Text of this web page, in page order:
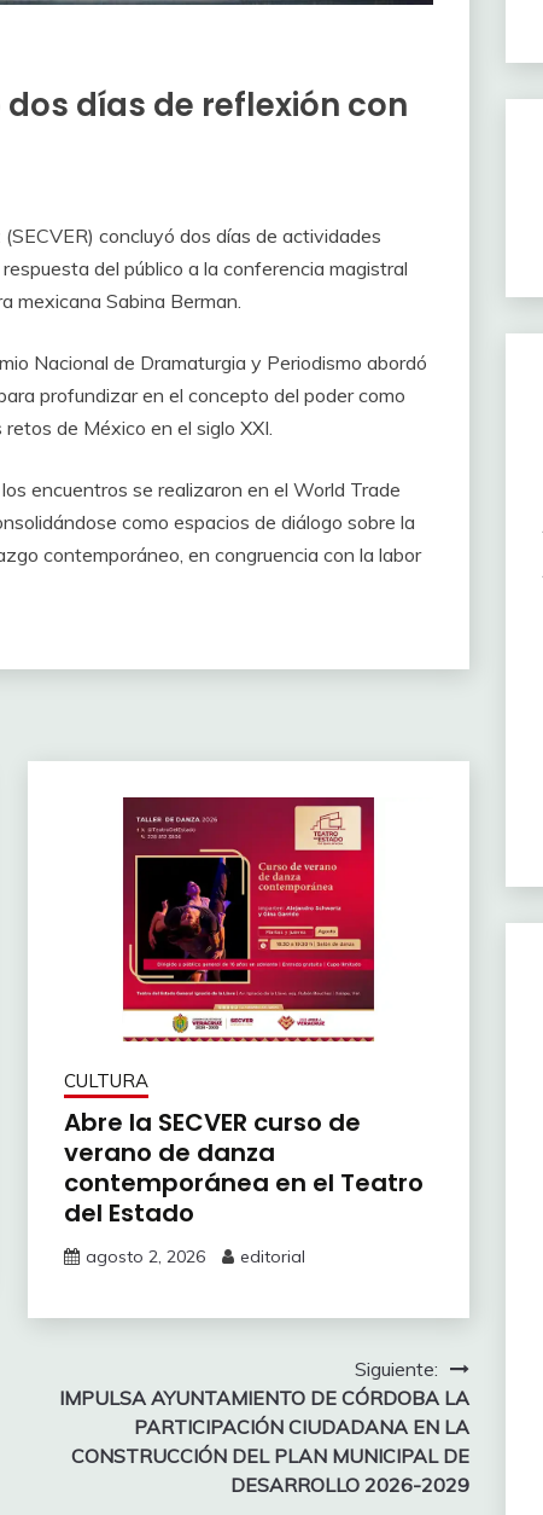
dos días de reflexión con
concluyó dos días de actividades
del público a la conferencia magistral
mexicana Sabina Berman.
Nacional de Dramaturgia y Periodismo abordó
profundizar en el concepto del poder como
de México en el siglo XXI.
encuentros se realizaron en el World Trade
como espacios de diálogo sobre la
contemporáneo, en congruencia con la labor
CULTURA
Abre la SECVER curso de
verano de danza
contemporánea en el Teatro
del Estado
agosto 2, 2026 editorial
Siguiente:
IMPULSA AYUNTAMIENTO DE CÓRDOBA LA
PARTICIPACIÓN CIUDADANA EN LA
CONSTRUCCIÓN DEL PLAN MUNICIPAL DE
DESARROLLO 2026-2029